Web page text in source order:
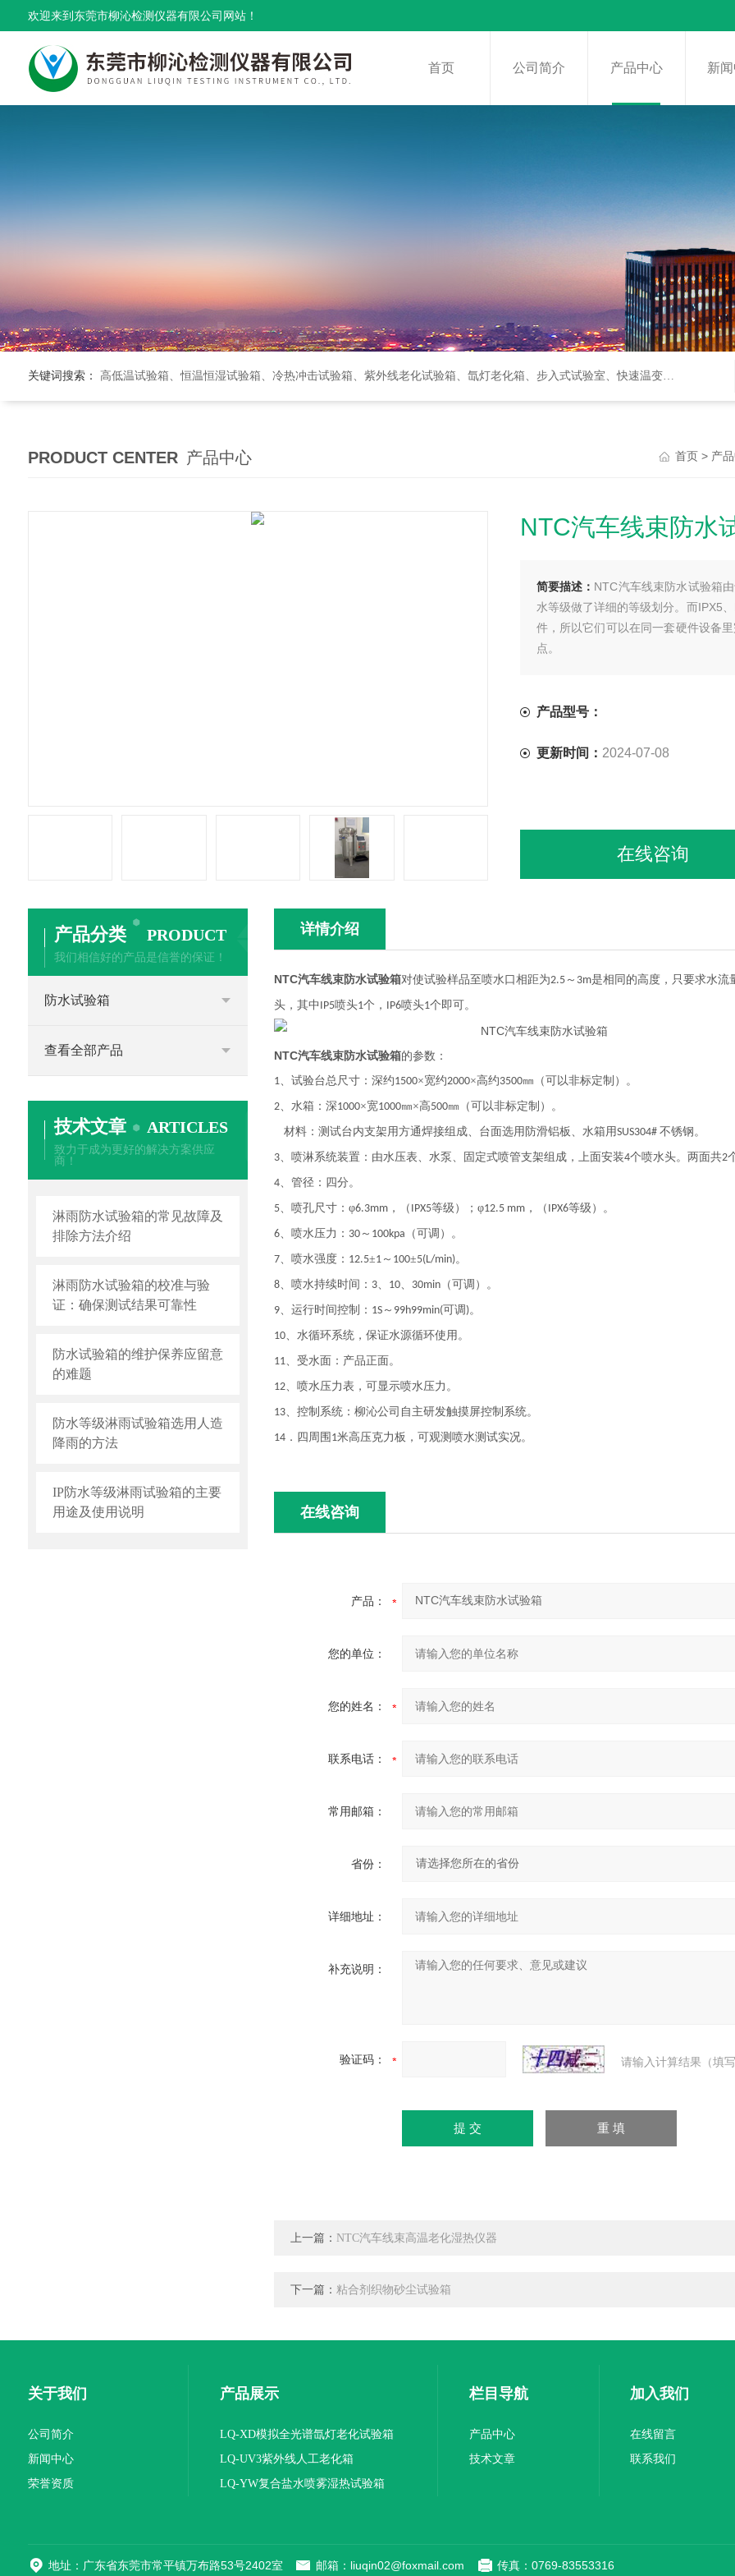
欢迎来到东莞市柳沁检测仪器有限公司网站！
首页 公司简介 产品中心 新
关键词搜索： 高低温试验箱、恒温恒湿试验箱、冷热冲击试验箱、紫外线老化试验箱、氙灯老化箱、步入式试验室、快速温变箱、盐雾试验箱等等
PRODUCT CENTER 产品中心 首页 > 产
NTC汽车线束防水
简要描述： NTC汽车线束防水试验箱
水等级做了详细的等级划分。而IPX5
件，所以它们可以在同一套硬件设备
点。
产品型号：
更新时间： 2024-07-08
在线咨询
详情介绍
NTC汽车线束防水试验箱对使试验样品至喷水口相距为2.5～ 3m是相同的高度，只要求水流
头，其中 IP5喷头1个， IP6喷头1个即可。
NTC汽车线束防水试验箱的参数：
1、试验台总尺寸：深约1500×宽约2000×高约3500㎜（可以非标定制）。
2、水箱：深1000×宽1000㎜×高500㎜（可以非标定制）。
材料：测试台内支架用方通焊接组成、台面选用防滑铝板、水箱用SUS304# 不锈钢。
3、喷淋系统装置：由水压表、水泵、固定式喷管支架组成，上面安装4个喷水头。两面共2
4、管径：四分。
5、喷孔尺寸：φ6.3mm，（ IPX5等级）；φ12.5 mm，（ IPX6等级）。
6、喷水压力： 30～ 100kpa （可调）。
7、喷水强度： 12.5±1～ 100±5(L/min)。
8、喷水持续时间： 3、 10、 30min（可调）。
9、运行时间控制： 1S～ 99h99min(可调 )。
10、水循环系统，保证水源循环使用。
11、受水面：产品正面。
12、喷水压力表，可显示喷水压力。
13、控制系统：柳沁公司自主研发触摸屏控制系统。
14．四周围 1米高压克力板，可观测喷水测试实况。
在线咨询
产品：
您的单位：
您的姓名：
联系电话：
常用邮箱：
省份：
详细地址：
补充说明：
验证码： 请输入计算结果（填
上一篇： NTC汽车线束高温老化湿热仪器
下一篇： 粘合剂织物砂尘试验箱
产品分类 PRODUCT
我们相信好的产品是信誉的保证！
防水试验箱
查看全部产品
技术文章 ARTICLES
致力于成为更好的解决方案供应
商！
淋雨防水试验箱的常见故障及
排除方法介绍
淋雨防水试验箱的校准与验
证：确保测试结果可靠性
防水试验箱的维护保养应留意
的难题
防水等级淋雨试验箱选用人造
降雨的方法
IP防水等级淋雨试验箱的主要
用途及使用说明
关于我们
公司简介
新闻中心
荣誉资质
产品展示
LQ-XD模拟全光谱氙灯老化试验箱
LQ-UV3紫外线人工老化箱
LQ-YW复合盐水喷雾湿热试验箱
栏目导航
产品中心
技术文章
加入我们
在线留言
联系我们
地址：广东省东莞市常平镇万布路53号2402室 邮箱：liuqin02@foxmail.com 传真：0769-83553316